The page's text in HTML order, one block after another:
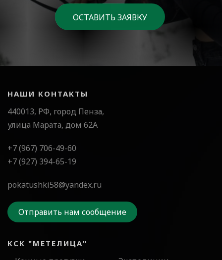
ОСТАВИТЬ ЗАЯВКУ
НАШИ КОНТАКТЫ
440013, РФ, город Пенза,
улица Марата, дом 62А
+7 (967) 706-49-60
+7 (927) 394-65-19
pokatushki58@yandex.ru
Отправить нам сообщение
КСК "МЕТЕЛИЦА"